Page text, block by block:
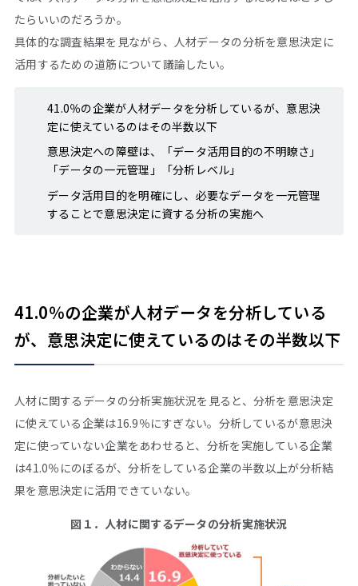
たらいいのだろうか。
具体的な調査結果を見ながら、人材データの分析を意思決定に
活用するための道筋について議論したい。
41.0％の企業が人材データを分析しているが、意思決
定に使えているのはその半数以下
意思決定への障壁は、「データ活用目的の不明瞭さ」
「データの一元管理」「分析レベル」
データ活用目的を明確にし、必要なデータを一元管理
することで意思決定に資する分析の実施へ
41.0％の企業が人材データを分析している
が、意思決定に使えているのはその半数以下
人材に関するデータの分析実施状況を見ると、分析を意思決定
に使えている企業は16.9％にすぎない。分析しているが意思決
定に使っていない企業をあわせると、分析を実施している企業
は41.0％にのぼるが、分析をしている企業の半数以上が分析結
果を意思決定に活用できていない。
図１．人材に関するデータの分析実施状況